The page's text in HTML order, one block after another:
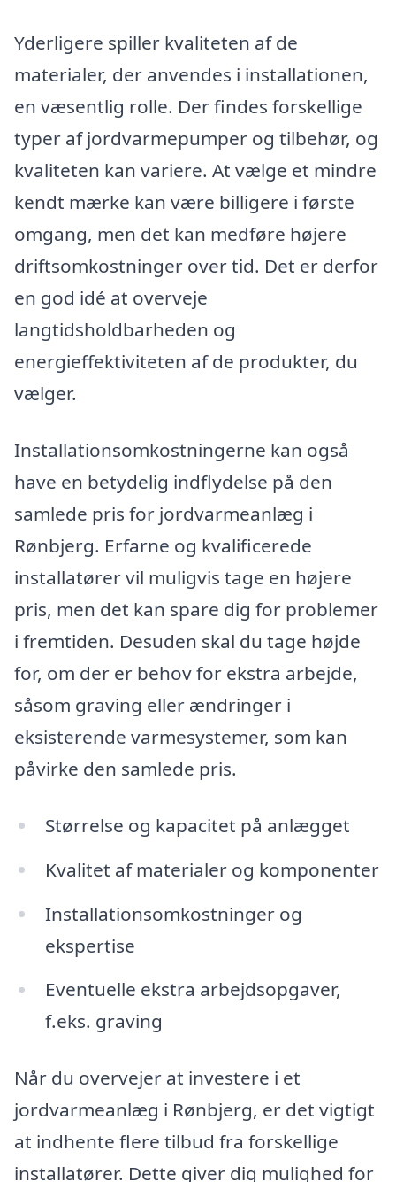
Yderligere spiller kvaliteten af de
materialer, der anvendes i installationen,
en væsentlig rolle. Der findes forskellige
typer af jordvarmepumper og tilbehør, og
kvaliteten kan variere. At vælge et mindre
kendt mærke kan være billigere i første
omgang, men det kan medføre højere
driftsomkostninger over tid. Det er derfor
en god idé at overveje
langtidsholdbarheden og
energieffektiviteten af de produkter, du
vælger.
Installationsomkostningerne kan også
have en betydelig indflydelse på den
samlede pris for jordvarmeanlæg i
Rønbjerg. Erfarne og kvalificerede
installatører vil muligvis tage en højere
pris, men det kan spare dig for problemer
i fremtiden. Desuden skal du tage højde
for, om der er behov for ekstra arbejde,
såsom graving eller ændringer i
eksisterende varmesystemer, som kan
påvirke den samlede pris.
Størrelse og kapacitet på anlægget
Kvalitet af materialer og komponenter
Installationsomkostninger og
ekspertise
Eventuelle ekstra arbejdsopgaver,
f.eks. graving
Når du overvejer at investere i et
jordvarmeanlæg i Rønbjerg, er det vigtigt
at indhente flere tilbud fra forskellige
installatører. Dette giver dig mulighed for